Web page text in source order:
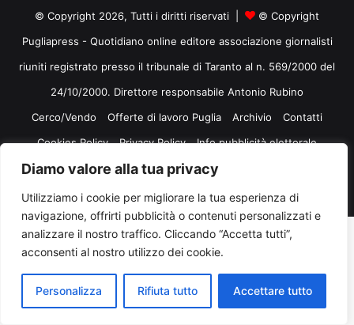
Diamo valore alla tua privacy
Utilizziamo i cookie per migliorare la tua esperienza di
navigazione, offrirti pubblicità o contenuti personalizzati e
analizzare il nostro traffico. Cliccando “Accetta tutti”,
acconsenti al nostro utilizzo dei cookie.
Personalizza Rifiuta tutto Accettare tutto
© Copyright 2026, Tutti i diritti riservati |
© Copyright
Pugliapress - Quotidiano online editore associazione giornalisti
riuniti registrato presso il tribunale di Taranto al n. 569/2000 del
24/10/2000. Direttore responsabile Antonio Rubino
Cerco/Vendo
Offerte di lavoro Puglia Archivio
Contatti
Cookies Policy
Privacy Policy Info pubblicità elettorale
Facebook
Tube